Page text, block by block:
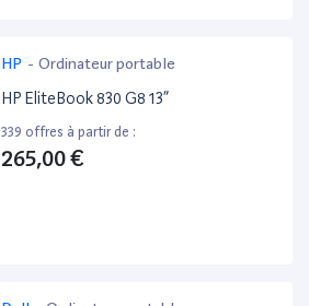
HP - Ordinateur portable
HP EliteBook 830 G8 13”
339 offres à partir de :
265,00 €